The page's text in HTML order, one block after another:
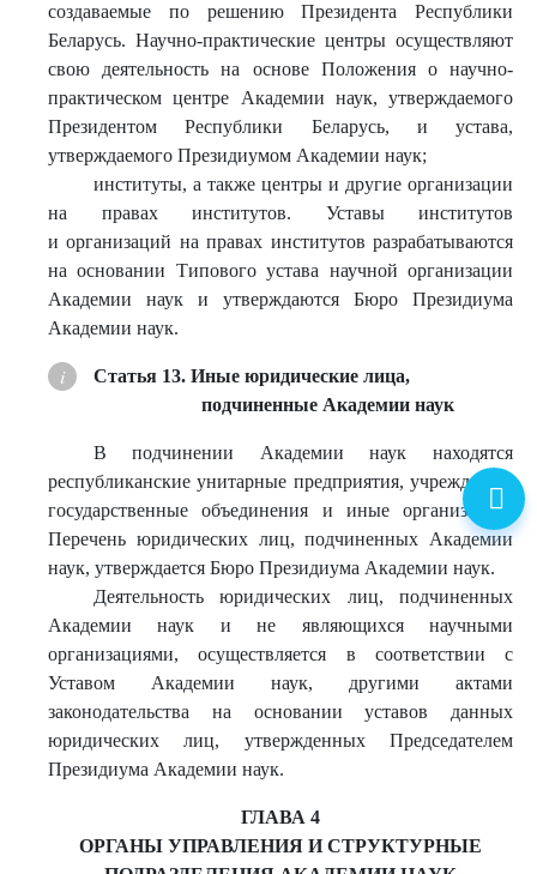
создаваемые по решению Президента Республики
Беларусь. Научно-практические центры осуществляют
свою деятельность на основе Положения о научно-
практическом центре Академии наук, утверждаемого
Президентом Республики Беларусь, и устава,
утверждаемого Президиумом Академии наук;
институты, а также центры и другие организации
на правах институтов. Уставы институтов
и организаций на правах институтов разрабатываются
на основании Типового устава научной организации
Академии наук и утверждаются Бюро Президиума
Академии наук.
Статья 13. Иные юридические лица,
подчиненные Академии наук
В подчинении Академии наук находятся
республиканские унитарные предприятия, учреждения,
государственные объединения и иные организации.
Перечень юридических лиц, подчиненных Академии
наук, утверждается Бюро Президиума Академии наук.
Деятельность юридических лиц, подчиненных
Академии наук и не являющихся научными
организациями, осуществляется в соответствии с
Уставом Академии наук, другими актами
законодательства на основании уставов данных
юридических лиц, утвержденных Председателем
Президиума Академии наук.
ГЛАВА 4
ОРГАНЫ УПРАВЛЕНИЯ И СТРУКТУРНЫЕ